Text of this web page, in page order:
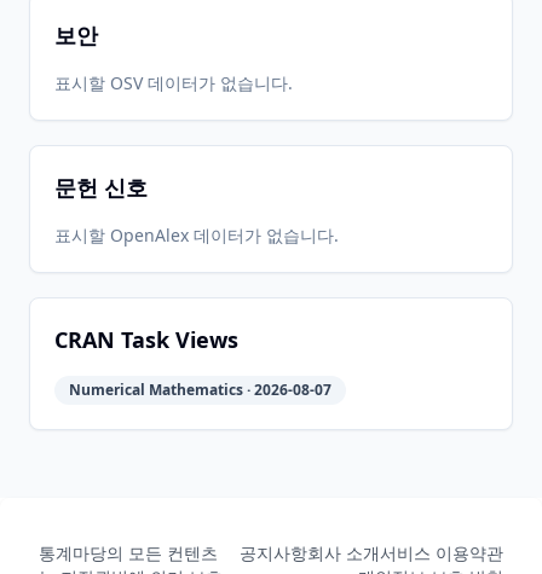
보안
표시할 OSV 데이터가 없습니다.
문헌 신호
표시할 OpenAlex 데이터가 없습니다.
CRAN Task Views
Numerical Mathematics · 2026-08-07
통계마당의 모든 컨텐츠
공지사항회사 소개서비스 이용약관